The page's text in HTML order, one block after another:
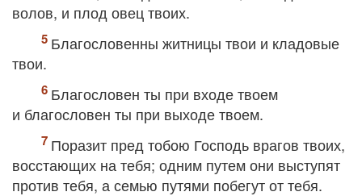
волов, и плод овец твоих.
Благословенны житницы твои и кладовые
твои.
Благословен ты при входе твоем
и благословен ты при выходе твоем.
Поразит пред тобою Господь врагов твоих,
восстающих на тебя; одним путем они выступят
против тебя, а семью путями побегут от тебя.